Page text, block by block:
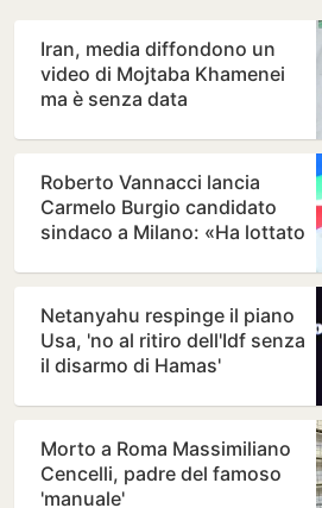
Iran, media diffondono un
video di Mojtaba Khamenei
ma è senza data
Roberto Vannacci lancia
Carmelo Burgio candidato
sindaco a Milano: «Ha lottato
Netanyahu respinge il piano
Usa, 'no al ritiro dell'Idf senza
il disarmo di Hamas'
Morto a Roma Massimiliano
Cencelli, padre del famoso
'manuale'